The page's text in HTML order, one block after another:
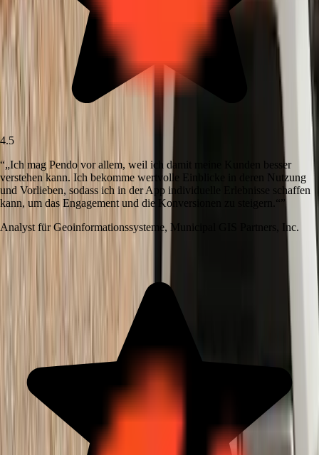
4.5
“„Ich mag Pendo vor allem, weil ich damit meine Kunden besser
verstehen kann. Ich bekomme wertvolle Einblicke in deren Nutzung
und Vorlieben, sodass ich in der App individuelle Erlebnisse schaffen
kann, um das Engagement und die Konversionen zu steigern.“”
Analyst für Geoinformationssysteme, Municipal GIS Partners, Inc.